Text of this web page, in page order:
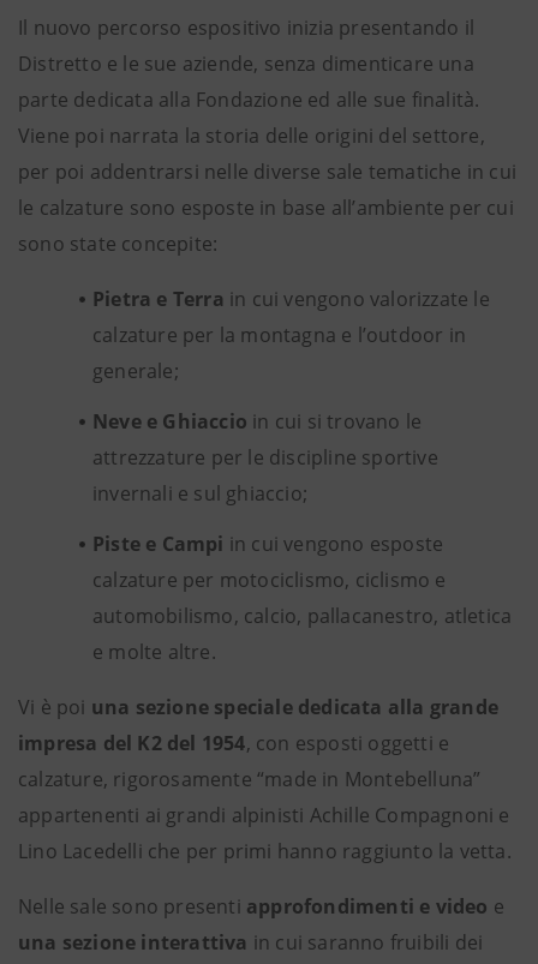
Il nuovo percorso espositivo inizia presentando il
Distretto e le sue aziende, senza dimenticare una
parte dedicata alla Fondazione ed alle sue finalità.
Viene poi narrata la storia delle origini del settore,
per poi addentrarsi nelle diverse sale tematiche in cui
le calzature sono esposte in base all’ambiente per cui
sono state concepite:
Pietra e Terra in cui vengono valorizzate le
calzature per la montagna e l’outdoor in
generale;
Neve e Ghiaccio in cui si trovano le
attrezzature per le discipline sportive
invernali e sul ghiaccio;
Piste e Campi in cui vengono esposte
calzature per motociclismo, ciclismo e
automobilismo, calcio, pallacanestro, atletica
e molte altre.
Vi è poi una sezione speciale dedicata alla grande
impresa del K2 del 1954, con esposti oggetti e
calzature, rigorosamente “made in Montebelluna”
appartenenti ai grandi alpinisti Achille Compagnoni e
Lino Lacedelli che per primi hanno raggiunto la vetta.
Nelle sale sono presenti approfondimenti e video e
una sezione interattiva in cui saranno fruibili dei